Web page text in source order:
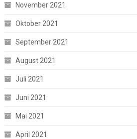
November 2021
Oktober 2021
September 2021
August 2021
Juli 2021
Juni 2021
Mai 2021
April 2021